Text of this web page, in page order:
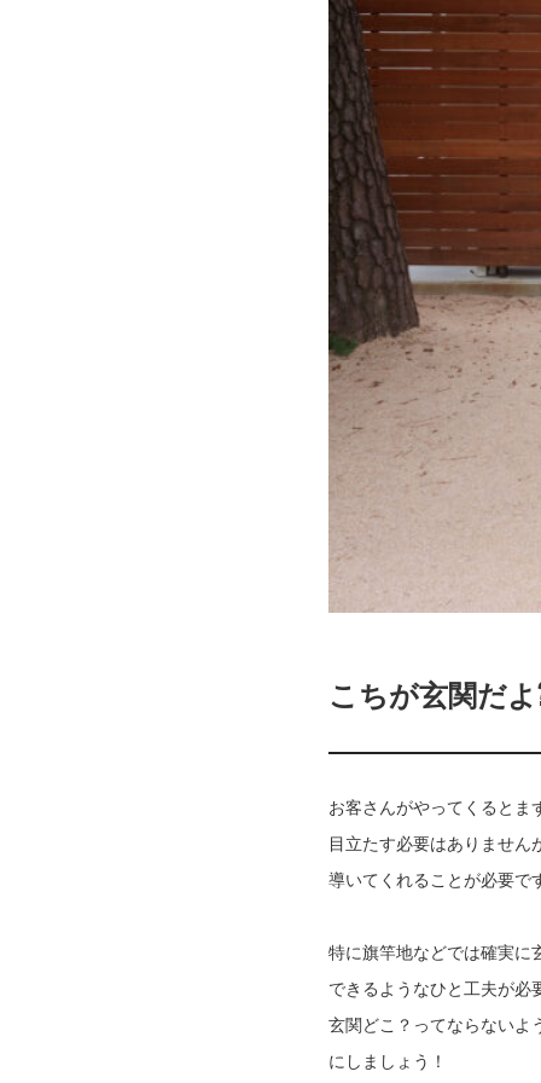
こちが玄関だよ
お客さんがやってくるとま
目立たす必要はありません
導いてくれることが必要で
特に旗竿地などでは確実に
できるようなひと工夫が必
玄関どこ？ってならないよ
にしましょう！